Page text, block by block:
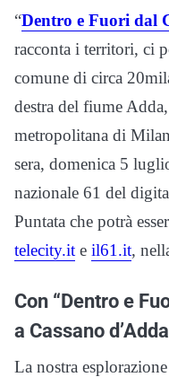
“Dentro e Fuori dal
racconta i territori, ci
comune di circa
destra del fiume
metropolitana di
sera, domenica 5
nazionale 61 del
Puntata che potrà
telecity.it e il61.it,
Con “Dentro e
a Cassano d’Adda
La nostra